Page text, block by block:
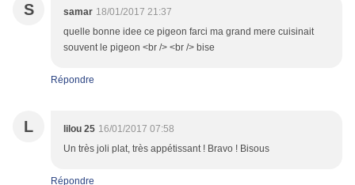
S samar 18/01/2017 21:37
quelle bonne idee ce pigeon farci ma grand mere cuisinait
souvent le pigeon <br /> <br /> bise
Répondre
L lilou 25 16/01/2017 07:58
Un très joli plat, très appétissant ! Bravo ! Bisous
Répondre